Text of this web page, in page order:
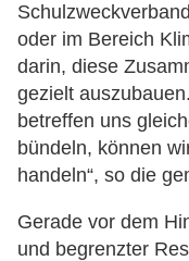
oder im Bereich
darin, diese
gezielt
betreffen uns
bündeln, können
handeln“, so die
Gerade vor dem
und begrenzter